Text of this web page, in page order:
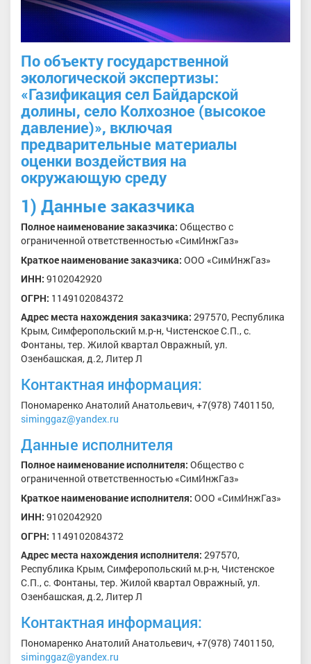
Пообъекту государственной
экологической экспертизы:
«Газификация сел Байдарской
долины, село Колхозное (высокое
давление)», включая
предварительные материалы
оценки воздействия на
окружающую среду
1) Данные заказчика
Полноенаименованиезаказчика: Общество с
ограниченной ответственностью «СимИнжГаз»
Краткоенаименование заказчика: ООО «СимИнжГаз»
ИНН: 9102042920
ОГРН: 1149102084372
Адресместа нахождения заказчика: 297570, Республика
Крым, Симферопольский м.р-н, Чистенское С.П., с.
Фонтаны, тер. Жилой квартал Овражный, ул.
Озенбашская, д.2, Литер Л
Контактная информация:
Пономаренко Анатолий Анатольевич, +7(978) 7401150,
siminggaz@yandex.ru
Данные исполнителя
Полноенаименование исполнителя: Общество с
ограниченной ответственностью «СимИнжГаз»
Краткоенаименование исполнителя: ООО «СимИнжГаз»
ИНН: 9102042920
ОГРН: 1149102084372
Адресместа нахождения исполнителя: 297570,
Республика Крым, Симферопольский м.р-н, Чистенское
С.П., с. Фонтаны, тер. Жилой квартал Овражный, ул.
Озенбашская, д.2, Литер Л
Контактная информация:
Пономаренко Анатолий Анатольевич, +7(978) 7401150,
siminggaz@yandex.ru